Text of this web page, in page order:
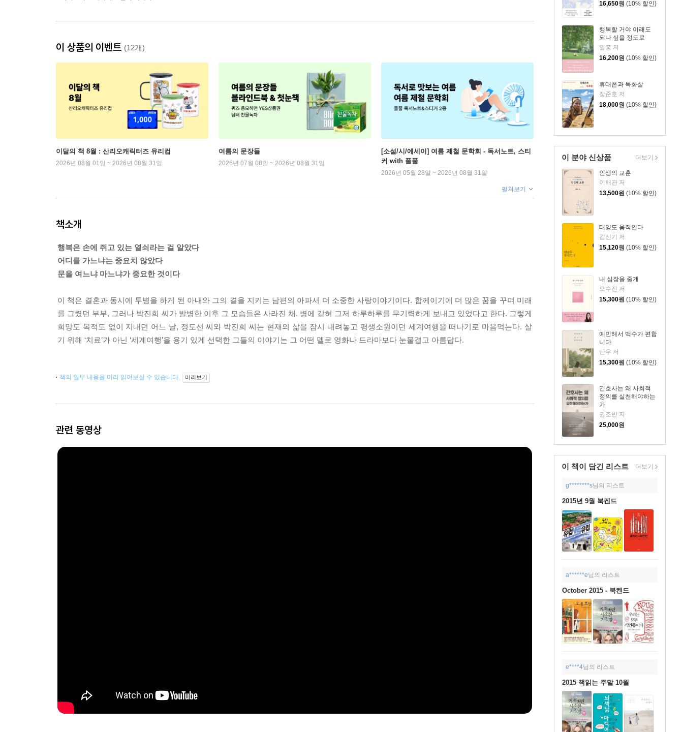
16,650원 (10% 할인)
행복할 거야 이래도
되나 싶을 정도로
일홍 저
16,200원 (10% 할인)
휴대폰과 독화살
장준호 저
18,000원 (10% 할인)
이 분야 신상품
인생의 교훈
이해관 저
13,500원 (10% 할인)
태양도 움직인다
김신기 저
15,120원 (10% 할인)
내 심장을 줄게
오수진 저
15,300원 (10% 할인)
예민해서 백수가 편합
니다
단우 저
15,300원 (10% 할인)
간호사는 왜 사회적
정의를 실천해야하는
가
권조반 저
25,000원
더보기
이 책이 담긴 리스트 더보기
g********s님의 리스트
2015년 9월 북켄드
a******e님의 리스트
October 2015 - 북켄드
e****4님의 리스트
2015 책읽는 주말 10월
이 상품의 이벤트 (12개)
이달의 책 8월 : 산리오캐릭터즈 유리컵
2026년 08월 01일 ~ 2026년 08월 31일
여름의 문장들
2026년 07월 08일 ~ 2026년 08월 31일
[소설/시/에세이] 여름 제철 문학회 - 독서노트, 스티
커 with 풀풀
2026년 05월 28일 ~ 2026년 08월 31일
펼쳐보기
책소개
행복은 손에 쥐고 있는 열쇠라는 걸 알았다
어디를 가느냐는 중요치 않았다
문을 여느냐 마느냐가 중요한 것이다
이 책은 결혼과 동시에 투병을 하게 된 아내와 그의 곁을 지키는 남편의 아파서 더 소중한 사랑이야기이다. 함께이기에 더 많은 꿈을 꾸며 미래
를 그렸던 부부, 그러나 박진희 씨가 발병한 이후 그 모습들은 사라진 채, 병에 갇혀 그저 하루하루를 무기력하게 보내고 있었다고 한다. 그렇게
희망도 목적도 없이 지내던 어느 날, 정도선 씨와 박진희 씨는 현재의 삶을 잠시 내려놓고 평생소원이던 세계여행을 떠나기로 마음먹는다. 살
기 위해 ‘치료’가 아닌 ‘세계여행’을 용기 있게 선택한 그들의 이야기는 그 어떤 멜로 영화나 드라마보다 눈물겹고 아름답다.
책의 일부 내용을 미리 읽어보실 수 있습니다. 미리보기
관련 동영상